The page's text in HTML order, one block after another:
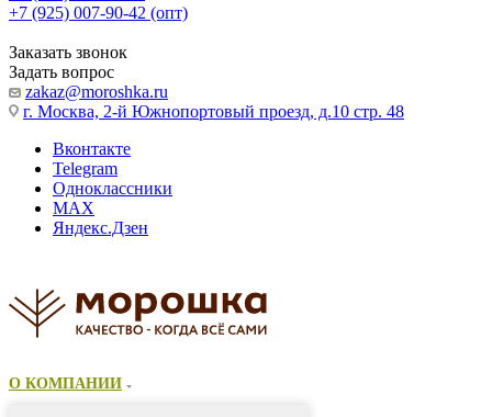
+7 (925) 007-90-42 (опт)
Заказать звонок
Задать вопрос
zakaz@moroshka.ru
г. Москва, 2-й Южнопортовый проезд, д.10 стр. 48
Вконтакте
Telegram
Одноклассники
MAX
Яндекс.Дзен
О КОМПАНИИ